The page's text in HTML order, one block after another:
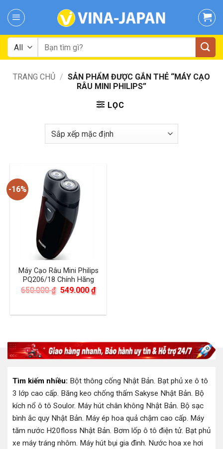
Tìm
kiếm:
TRANG CHỦ / SẢN PHẨM ĐƯỢC GẮN THẺ “MÁY CẠO
RÂU MINI PHILIPS”
LỌC
-16%
Máy Cạo Râu Mini Philips
PQ206/18 Chính Hãng
650.000₫ Giá
650.000 ₫.
549.000₫Giá
hiện
là:
Tìm kiếm nhiều: Bột thông cống Nhật Bản. Bạt phủ xe ô tô
3 lớp cao cấp. Băng keo chống thấm Sakyse Nhật Bản. Bộ
kích nổ ô tô Soulor. Máy hút chân không Nhật Bản. Bộ sạc
bình ắc quy Nhật Bản. Máy ép hoa quả chậm cao cấp. Máy
tăm nước H20floss Nhật Bản. Bơm lốp ô tô điện tử. Bạt phủ
xe máy tráng nhôm. Máy hút bụi gia đình. Nước hoa xe hơi